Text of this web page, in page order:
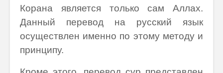
Корана является только сам Аллах.
Данный перевод на русский язык
осуществлен именно по этому методу и
принципу.